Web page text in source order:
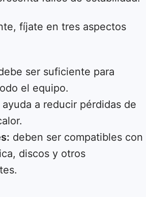
fíjate en tres aspectos
ser suficiente para
el equipo.
ayuda a reducir pérdidas de
deben ser compatibles con
discos y otros